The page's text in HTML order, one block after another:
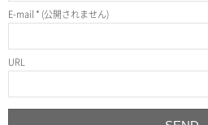
E-mail * (公開されません)
URL